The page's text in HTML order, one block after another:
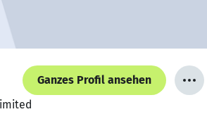
Ganzes Profil ansehen